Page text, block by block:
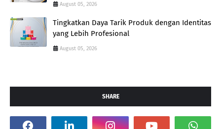
August 05, 2026
Tingkatkan Daya Tarik Produk dengan Identitas
yang Lebih Profesional
August 05, 2026
SHARE